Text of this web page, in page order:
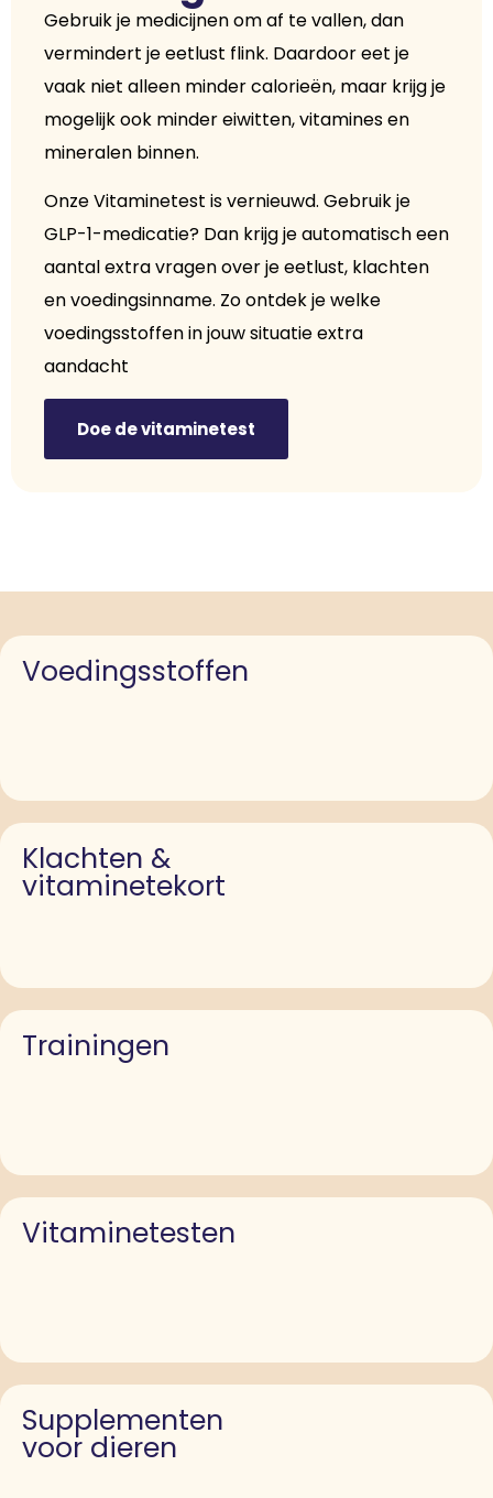
Gebruik je medicijnen om af te vallen, dan
vermindert je eetlust flink. Daardoor eet je
vaak niet alleen minder calorieën, maar krijg je
mogelijk ook minder eiwitten, vitamines en
mineralen binnen.
Onze Vitaminetest is vernieuwd. Gebruik je
GLP-1-medicatie? Dan krijg je automatisch een
aantal extra vragen over je eetlust, klachten
en voedingsinname. Zo ontdek je welke
voedingsstoffen in jouw situatie extra
aandacht
Doe de vitaminetest
Voedingsstoffen
Klachten &
vitaminetekort
Trainingen
Vitaminetesten
Supplementen
voor dieren